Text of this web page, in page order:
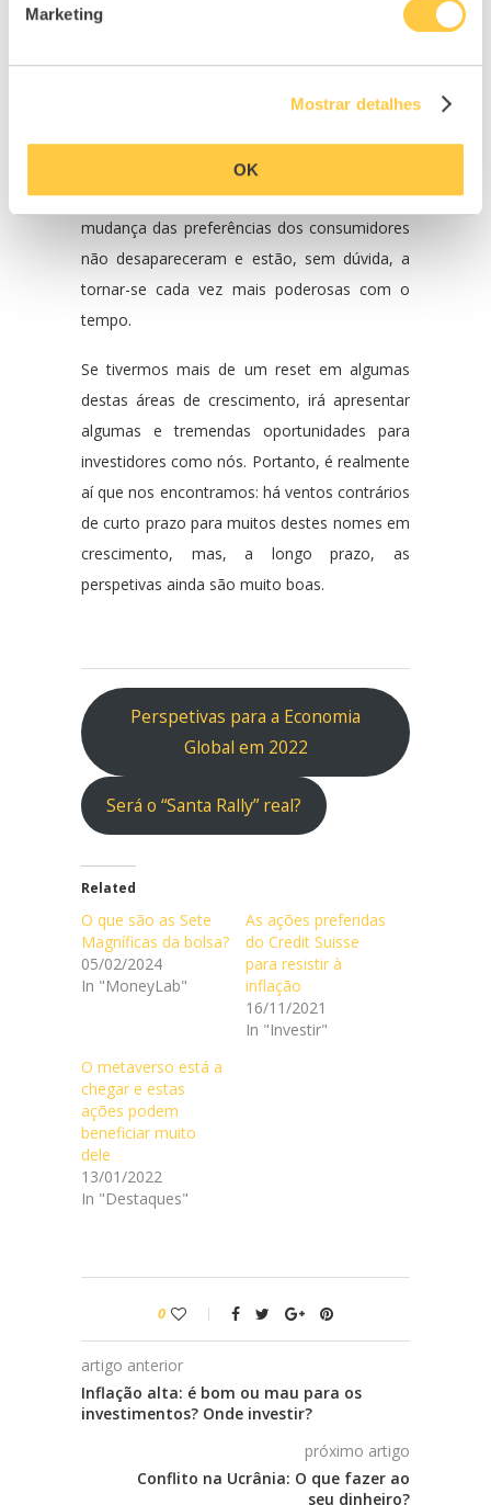
Marketing
Mostrar detalhes
OK
continue este ano e para além dele, à medida
imagem a longo prazo, que é que estamos a
Tendências como a transição energética,
digitalização, foco na sustentabilidade e
mudança das preferências dos consumidores
não desapareceram e estão, sem dúvida, a
tornar-se cada vez mais poderosas com o
tempo.
Se tivermos mais de um reset em algumas
destas áreas de crescimento, irá apresentar
algumas e tremendas oportunidades para
investidores como nós. Portanto, é realmente
aí que nos encontramos: há ventos contrários
de curto prazo para muitos destes nomes em
crescimento, mas, a longo prazo, as
perspetivas ainda são muito boas.
Perspetivas para a Economia
Global em 2022
Será o “Santa Rally” real?
Related
O que são as Sete
Magníficas da bolsa?
05/02/2024
In "MoneyLab"
As ações preferidas
do Credit Suisse
para resistir à
inflação
16/11/2021
In "Investir"
O metaverso está a
chegar e estas
ações podem
beneficiar muito
dele
13/01/2022
In "Destaques"
0
artigo anterior
Inflação alta: é bom ou mau para os
investimentos? Onde investir?
próximo artigo
Conflito na Ucrânia: O que fazer ao
seu dinheiro?